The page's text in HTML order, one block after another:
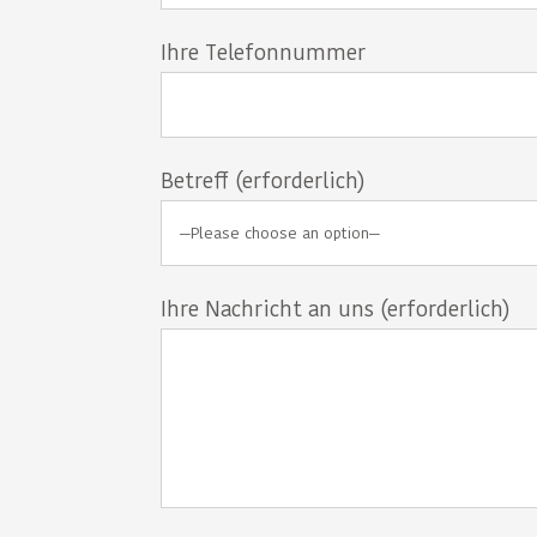
Ihre Telefonnummer
Betreff (erforderlich)
Ihre Nachricht an uns (erforderlich)